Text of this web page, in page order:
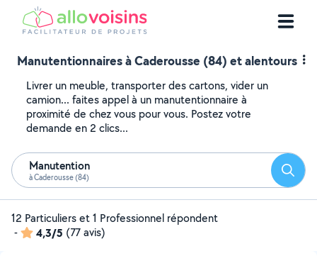
Manutentionnaires à Caderousse (84) et alentours
Livrer un meuble, transporter des cartons, vider un
camion... faites appel à un manutentionnaire à
proximité de chez vous pour vous. Postez votre
demande en 2 clics...
Manutention
à Caderousse (84)
12 Particuliers et 1 Professionnel répondent
-
4,3/5 (77 avis)